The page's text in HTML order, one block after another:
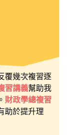
覆幾次複習逐
習講義幫助我
財政學總複習
助於提升理